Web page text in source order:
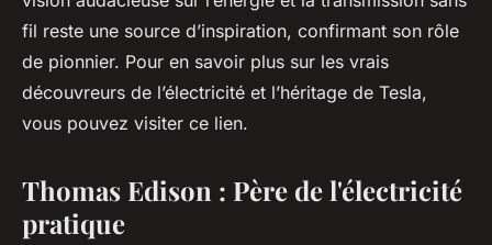
fil reste une source d’inspiration, confirmant son rôle
de pionnier. Pour en savoir plus sur les vrais
découvreurs de l’électricité et l’héritage de Tesla,
vous pouvez visiter ce lien.
Thomas Edison : Père de l'électricité
pratique